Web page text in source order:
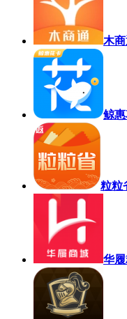
木
鲸
粒粒
华